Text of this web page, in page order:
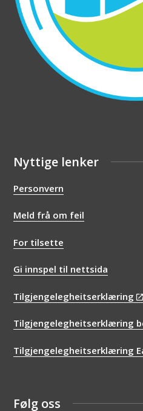
Nyttige lenker
Personvern
Meld frå om feil
For tilsette
Gi innspel til nettsida
Tilgjengelegheitserklæring
Tilgjengelegheitserklæring
Tilgjengelegheitserklæring
Følg oss